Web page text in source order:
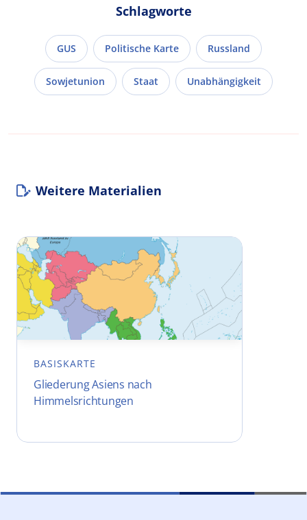
Schlagworte
GUS Politische Karte Russland
Sowjetunion Staat Unabhängigkeit
Weitere Materialien
BASISKARTE
Gliederung Asiens nach
Himmelsrichtungen